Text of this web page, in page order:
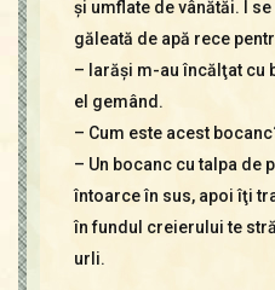
şi umflate de vânătăi. I
găleată de apă rece
– Iarăşi m-au încălţat cu
el gemând.
– Cum este acest
– Un bocanc cu talpa de
întoarce în sus, apoi îţi
în fundul creierului te
urli.